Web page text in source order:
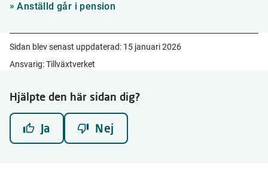
Anställd går i pension
Sidan blev senast uppdaterad: 15 januari 2026
Ansvarig: Tillväxtverket
Hjälpte den här sidan dig?
Ja Nej